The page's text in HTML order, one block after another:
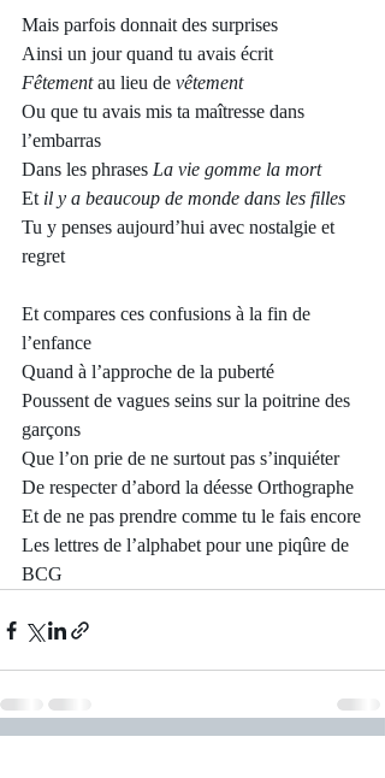
Mais parfois donnait des surprises
Ainsi un jour quand tu avais écrit
Fêtement au lieu de vêtement
Ou que tu avais mis ta maîtresse dans
l’embarras
Dans les phrases La vie gomme la mort
Et il y a beaucoup de monde dans les filles
Tu y penses aujourd’hui avec nostalgie et
regret
Et compares ces confusions à la fin de
l’enfance
Quand à l’approche de la puberté
Poussent de vagues seins sur la poitrine des
garçons
Que l’on prie de ne surtout pas s’inquiéter
De respecter d’abord la déesse Orthographe
Et de ne pas prendre comme tu le fais encore
Les lettres de l’alphabet pour une piqûre de
BCG